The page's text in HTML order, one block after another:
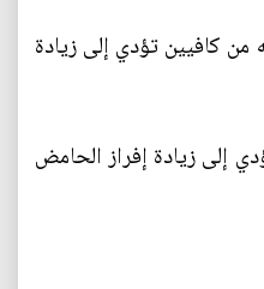
من كافيين تؤدي إلى زيادة
إلى زيادة إفراز الحامض